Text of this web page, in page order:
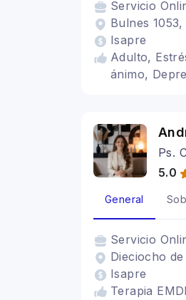
Servicio
Bulnes
Isapre
Adulto,
ánimo,
Ps.
5.0
General
Servicio
Dieciocho
Isapre
Terapia